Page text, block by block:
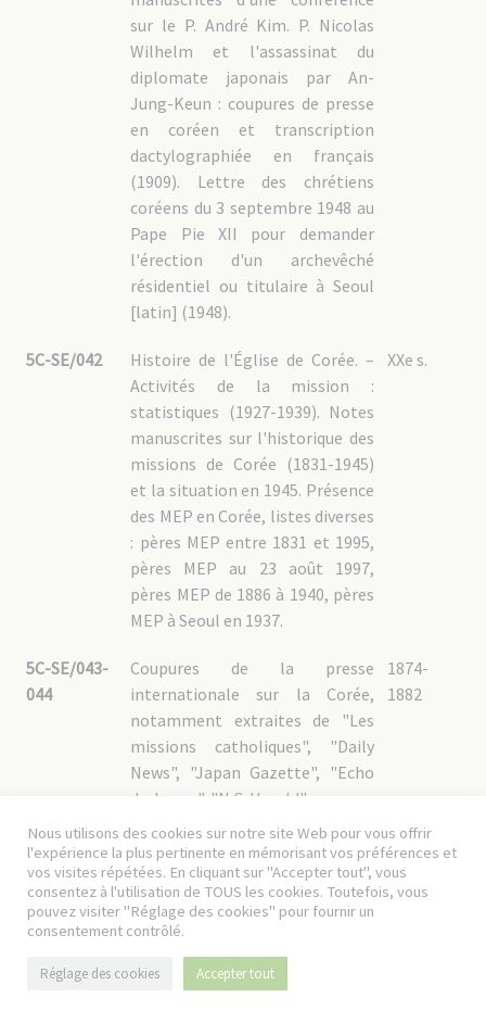
sur le P. André Kim. P. Nicolas
Wilhelm et l'assassinat du
diplomate japonais par An-
Jung-Keun : coupures de presse
en coréen et transcription
dactylographiée en français
(1909). Lettre des chrétiens
coréens du 3 septembre 1948 au
Pape Pie XII pour demander
l'érection d'un archevêché
résidentiel ou titulaire à Seoul
[latin] (1948).
5C-SE/042 XXe s.
Histoire de l'Église de Corée. –
Activités de la mission :
statistiques (1927-1939). Notes
manuscrites sur l'historique des
missions de Corée (1831-1945)
et la situation en 1945. Présence
des MEP en Corée, listes diverses
: pères MEP entre 1831 et 1995,
pères MEP au 23 août 1997,
pères MEP de 1886 à 1940, pères
MEP à Seoul en 1937.
5C-SE/043-
044
1874-
1882
Coupures de la presse
internationale sur la Corée,
notamment extraites de "Les
missions catholiques", "Daily
News", "Japan Gazette", "Echo
du Japon", "N.C. Herald".
5C-SE/043
1874-1880
5C-SE/044
1875-1882
5C-SE - 4. Fonds personnels
Nous utilisons des cookies sur notre site Web pour vous offrir
l'expérience la plus pertinente en mémorisant vos préférences et
vos visites répétées. En cliquant sur "Accepter tout", vous
consentez à l'utilisation de TOUS les cookies. Toutefois, vous
pouvez visiter "Réglage des cookies" pour fournir un
consentement contrôlé.
Réglage des cookies Accepter tout